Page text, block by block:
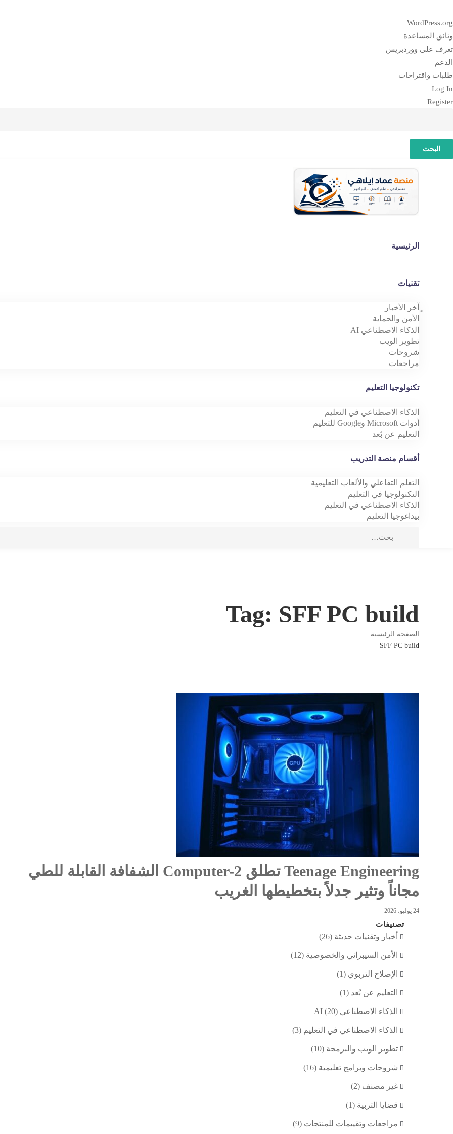
نبذة
عن
ووردبريس
WordPress.org
وثائق المساعدة
تعرف على ووردبريس
الدعم
طلبات واقتراحات
Log In
Register
البحث
الرئيسية
تقنيات
ٍآخر الأخبار
الأمن والحماية
الذكاء الاصطناعي AI
تطوير الويب
شروحات
مراجعات
تكنولوجيا التعليم
الذكاء الاصطناعي في التعليم
أدوات Microsoft وGoogle للتعليم
التعليم عن بُعد
أقسام منصة التدريب
التعلم التفاعلي والألعاب التعليمية
التكنولوجيا في التعليم
الذكاء الاصطناعي في التعليم
بيداغوجيا التعليم
Tag: SFF PC build
الصفحة الرئيسية
SFF PC build
Teenage Engineering تطلق Computer-2 الشفافة القابلة للطي
مجاناً وتثير جدلاً بتخطيطها الغريب
24 يوليو، 2026
تصنيفات
أخبار وتقنيات حديثة (26)
الأمن السيبراني والخصوصية (12)
الإصلاح التربوي (1)
التعليم عن بُعد (1)
الذكاء الاصطناعي AI (20)
الذكاء الاصطناعي في التعليم (3)
تطوير الويب والبرمجة (10)
شروحات وبرامج تعليمية (16)
غير مصنف (2)
قضايا التربية (1)
مراجعات وتقييمات للمنتجات (9)